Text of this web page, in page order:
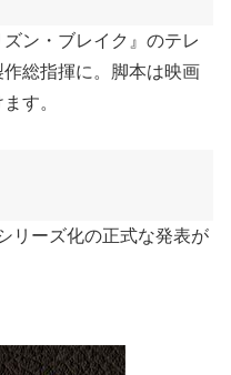
ン・ブレイク』のテレ
総指揮に。脚本は映画
す。
リーズ化の正式な発表が